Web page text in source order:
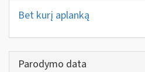
Bet kurį aplanką
Parodymo data